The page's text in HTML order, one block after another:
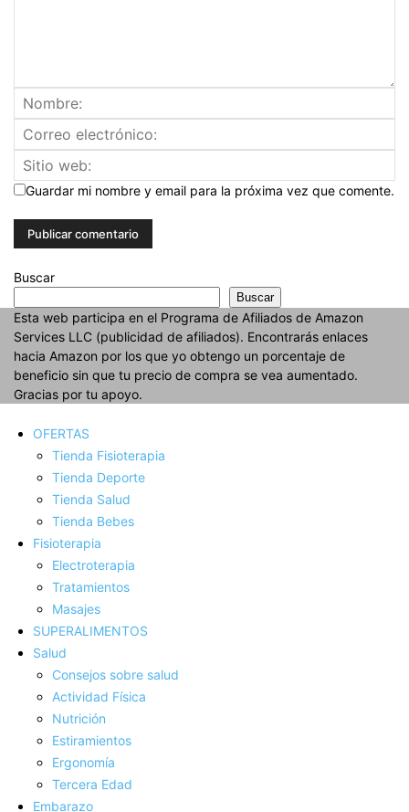
Guardar mi nombre y email para la próxima vez que comente.
Buscar
Buscar
Esta web participa en el Programa de Afiliados de Amazon
Services LLC (publicidad de afiliados). Encontrarás enlaces
hacia Amazon por los que yo obtengo un porcentaje de
beneficio sin que tu precio de compra se vea aumentado.
Gracias por tu apoyo.
OFERTAS
Tienda Fisioterapia
Tienda Deporte
Tienda Salud
Tienda Bebes
Fisioterapia
Electroterapia
Tratamientos
Masajes
SUPERALIMENTOS
Salud
Consejos sobre salud
Actividad Fí­sica
Nutrición
Estiramientos
Ergonomí­a
Tercera Edad
Embarazo